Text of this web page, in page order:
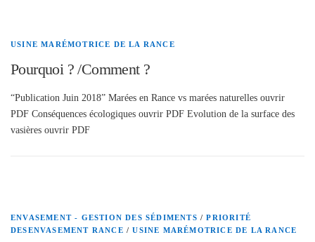
USINE MARÉMOTRICE DE LA RANCE
Pourquoi ? /Comment ?
“Publication Juin 2018” Marées en Rance vs marées naturelles ouvrir
PDF Conséquences écologiques ouvrir PDF Evolution de la surface des
vasières ouvrir PDF
ENVASEMENT - GESTION DES SÉDIMENTS /PRIORITÉ
DESENVASEMENT RANCE /USINE MARÉMOTRICE DE LA RANCE